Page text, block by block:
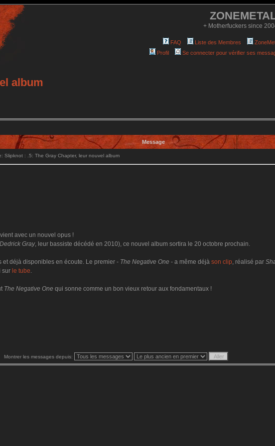
+ Motherfuckers since
FAQ Liste des Membres
Profil
Se connecter pour vérifier ses
album
Message
Slipknot : .5: The Gray Chapter, leur nouvel album
avec un nouvel opus !
Gray, leur bassiste décédé en 2010), ce nouvel album sortira le 20 octobre prochain.
et déjà disponibles en écoute. Le premier - The Negative One - a même déjà son clip, réalisé par
sur le tube.
The Negative One qui sonne comme un bon vieux retour aux fondamentaux !
Montrer les messages depuis: